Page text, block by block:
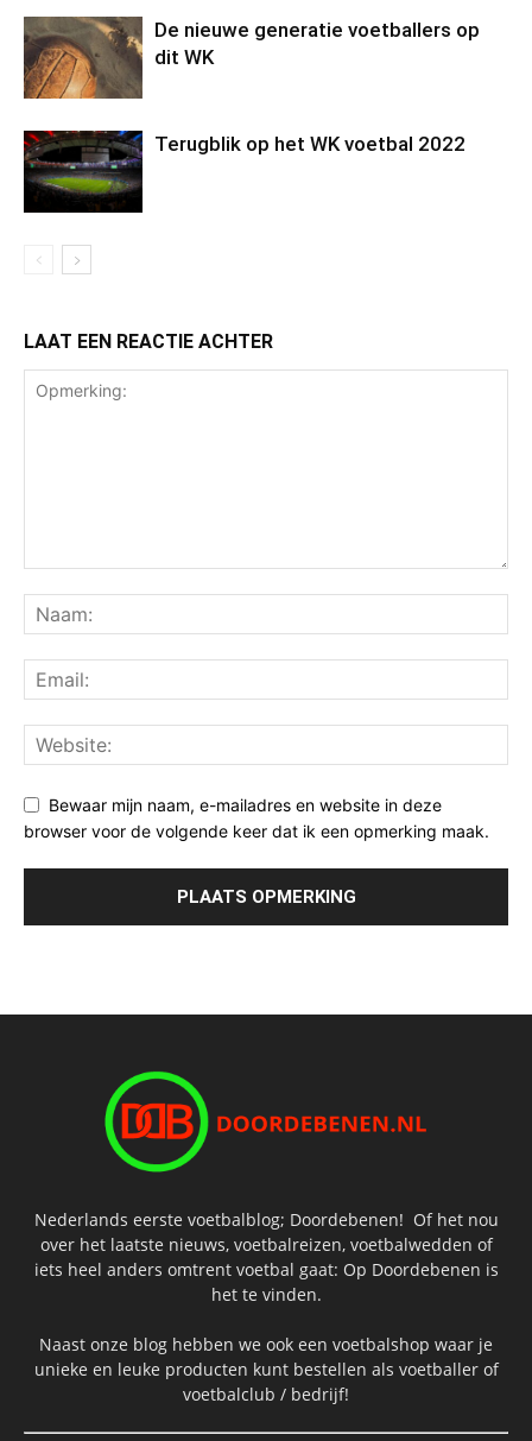
De nieuwe generatie voetballers op
dit WK
Terugblik op het WK voetbal 2022
LAAT EEN REACTIE ACHTER
Bewaar mijn naam, e-mailadres en website in deze
browser voor de volgende keer dat ik een opmerking maak.
Nederlands eerste voetbalblog; Doordebenen! Of het nou
over het laatste nieuws, voetbalreizen, voetbalwedden of
iets heel anders omtrent voetbal gaat: Op Doordebenen is
het te vinden.
Naast onze blog hebben we ook een voetbalshop waar je
unieke en leuke producten kunt bestellen als voetballer of
voetbalclub / bedrijf!